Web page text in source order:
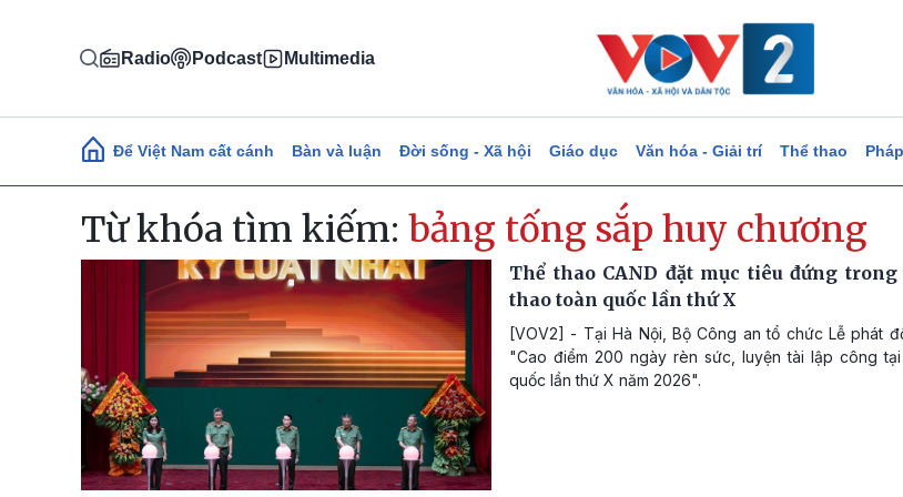
Radio Podcast Multimedia
Main navigation
Để Việt Nam cất cánh Bàn và luận Đời sống - Xã hội Giáo dục Văn hóa - Giải trí Thể thao
Từ khóa tìm kiếm: bảng tống sắp huy chương
Thể thao CAND đặt mục tiêu đứng
thao toàn quốc lần thứ X
[VOV2] - Tại Hà Nội, Bộ Công an tổ chức Lễ phát
"Cao điểm 200 ngày rèn sức, luyện tài lập công
quốc lần thứ X năm 2026".